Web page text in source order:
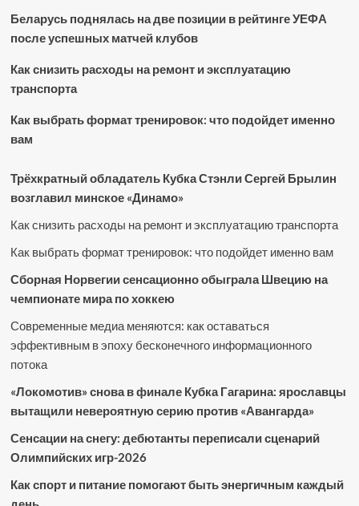
Беларусь поднялась на две позиции в рейтинге УЕФА
после успешных матчей клубов
Как снизить расходы на ремонт и эксплуатацию
транспорта
Как выбрать формат тренировок: что подойдет именно
вам
Трёхкратный обладатель Кубка Стэнли Сергей Брылин
возглавил минское «Динамо»
Как снизить расходы на ремонт и эксплуатацию транспорта
Как выбрать формат тренировок: что подойдет именно вам
Сборная Норвегии сенсационно обыграла Швецию на
чемпионате мира по хоккею
Современные медиа меняются: как оставаться
эффективным в эпоху бесконечного информационного
потока
«Локомотив» снова в финале Кубка Гагарина: ярославцы
вытащили невероятную серию против «Авангарда»
Сенсации на снегу: дебютанты переписали сценарий
Олимпийских игр-2026
Как спорт и питание помогают быть энергичным каждый